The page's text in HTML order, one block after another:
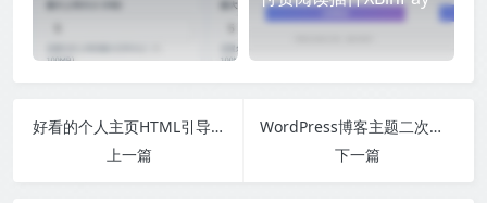
好看的个人主页HTML引导页模板
上一篇
WordPress博客主题二次元风-lolimeow主题￼
下一篇